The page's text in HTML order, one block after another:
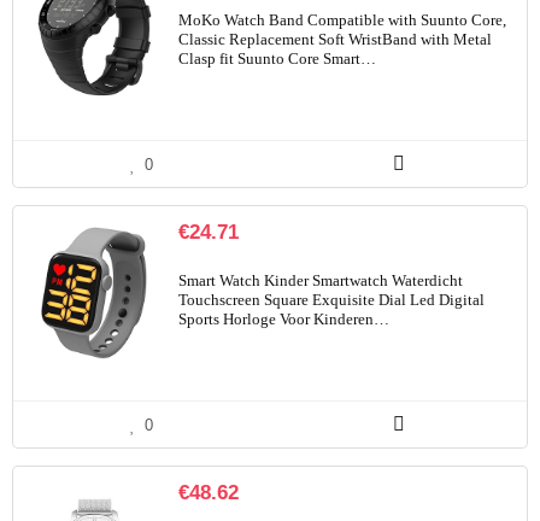
MoKo Watch Band Compatible with Suunto Core,
Classic Replacement Soft WristBand with Metal
Clasp fit Suunto Core Smart…
0
€24.71
Smart Watch Kinder Smartwatch Waterdicht
Touchscreen Square Exquisite Dial Led Digital
Sports Horloge Voor Kinderen…
0
€48.62